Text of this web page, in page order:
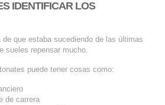
IDENTIFICAR LOS
que estaba sucediendo de las últimas
sueles repensar mucho.
puede tener cosas como:
de carrera